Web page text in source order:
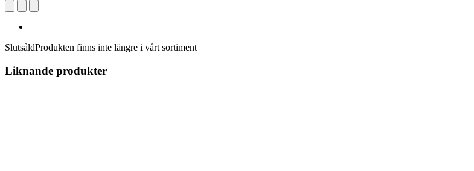
SlutsåldProdukten finns inte längre i vårt sortiment
Liknande produkter